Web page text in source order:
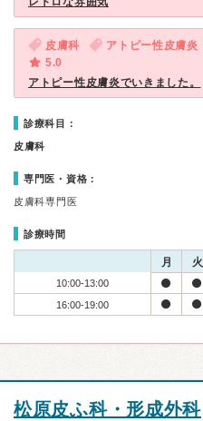
皮膚科 アトピー性皮膚炎
5.0
アトピー性皮膚炎でいきました。
診療科目：
皮膚科
専門医・資格：
皮膚科専門医
診療時間
月 火
10:00-13:00
16:00-19:00
松原皮ふ科・形成外科